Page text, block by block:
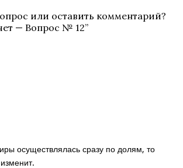
или оставить комментарий?
— Вопрос № 12”
осуществлялась сразу по долям, то